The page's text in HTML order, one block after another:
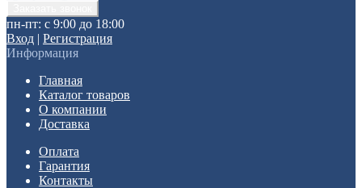
пн-пт: с 9:00 до 18:00
Вход | Регистрация
Информация
Главная
Каталог товаров
О компании
Доставка
Оплата
Гарантия
Контакты